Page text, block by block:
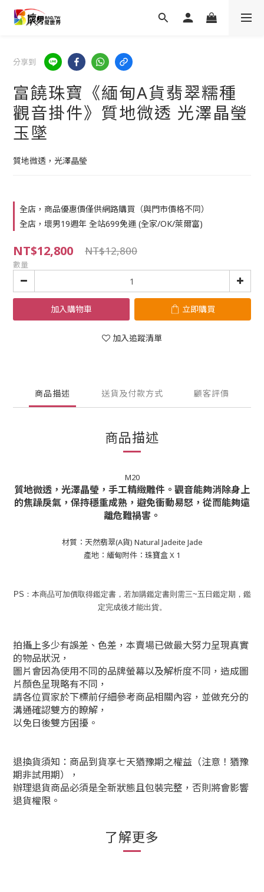
分享到
富饒珠寶《緬甸A貨翡翠糯種
觀音掛件》質地微透 光澤晶瑩
玉墜
質地微透，光澤晶瑩
全店，商品優惠價僅供網路購買（與門市價格不同）
全店，壞男19週年 全站699免運 (全家/OK/萊爾富)
NT$12,800 NT$12,800
數量
加入購物車 立即購買
加入追蹤清單
商品描述 送貨及付款方式 顧客評價
商品描述
M20
質地微透，光澤晶瑩，手工精緻雕件。觀音能夠消除身上
的焦躁戾氣，保持穩重成熟，避免衝動易怒，從而能夠遠
離危難禍害。
材質：天然翡翠(A貨) Natural Jadeite Jade
產地：緬甸附件：珠寶盒 X 1
PS：本商品可加價取得鑑定書，若加購鑑定書則需三~五日鑑定期，鑑
定完成後才能出貨。
拍攝上多少有誤差、色差，本賣場已做最大努力呈現真實
的物品狀況，
圖片會因為使用不同的品牌螢幕以及解析度不同，造成圖
片顏色呈現略有不同，
請各位買家於下標前仔細參考商品相關內容，並做充分的
溝通確認雙方的瞭解，
以免日後雙方困擾。
退換貨須知：商品到貨享七天猶豫期之權益（注意！猶豫
期非試用期），
辦理退貨商品必須是全新狀態且包裝完整，否則將會影響
退貨權限。
了解更多